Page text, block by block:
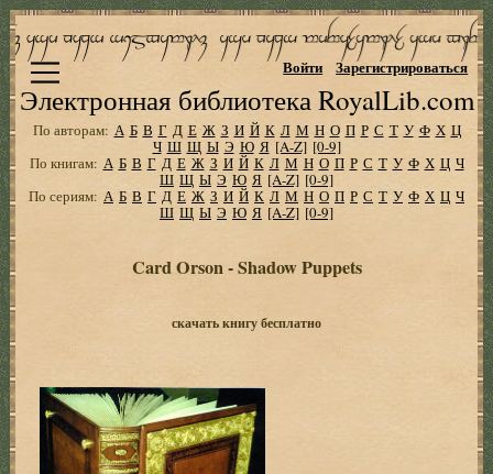
Электронная библиотека RoyalLib.com
Войти Зарегистрироваться
По авторам: А Б В Г Д Е Ж З И Й К Л М Н О П Р С Т У Ф Х Ц
Ч Ш Щ Ы Э Ю Я [A-Z] [0-9]
По книгам: А Б В Г Д Е Ж З И Й К Л М Н О П Р С Т У Ф Х Ц Ч
Ш Щ Ы Э Ю Я [A-Z] [0-9]
По сериям: А Б В Г Д Е Ж З И Й К Л М Н О П Р С Т У Ф Х Ц Ч
Ш Щ Ы Э Ю Я [A-Z] [0-9]
Card Orson - Shadow Puppets
скачать книгу бесплатно